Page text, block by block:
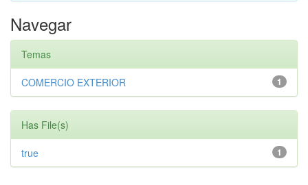
Navegar
Temas
1
COMERCIO EXTERIOR
Has File(s)
1
true